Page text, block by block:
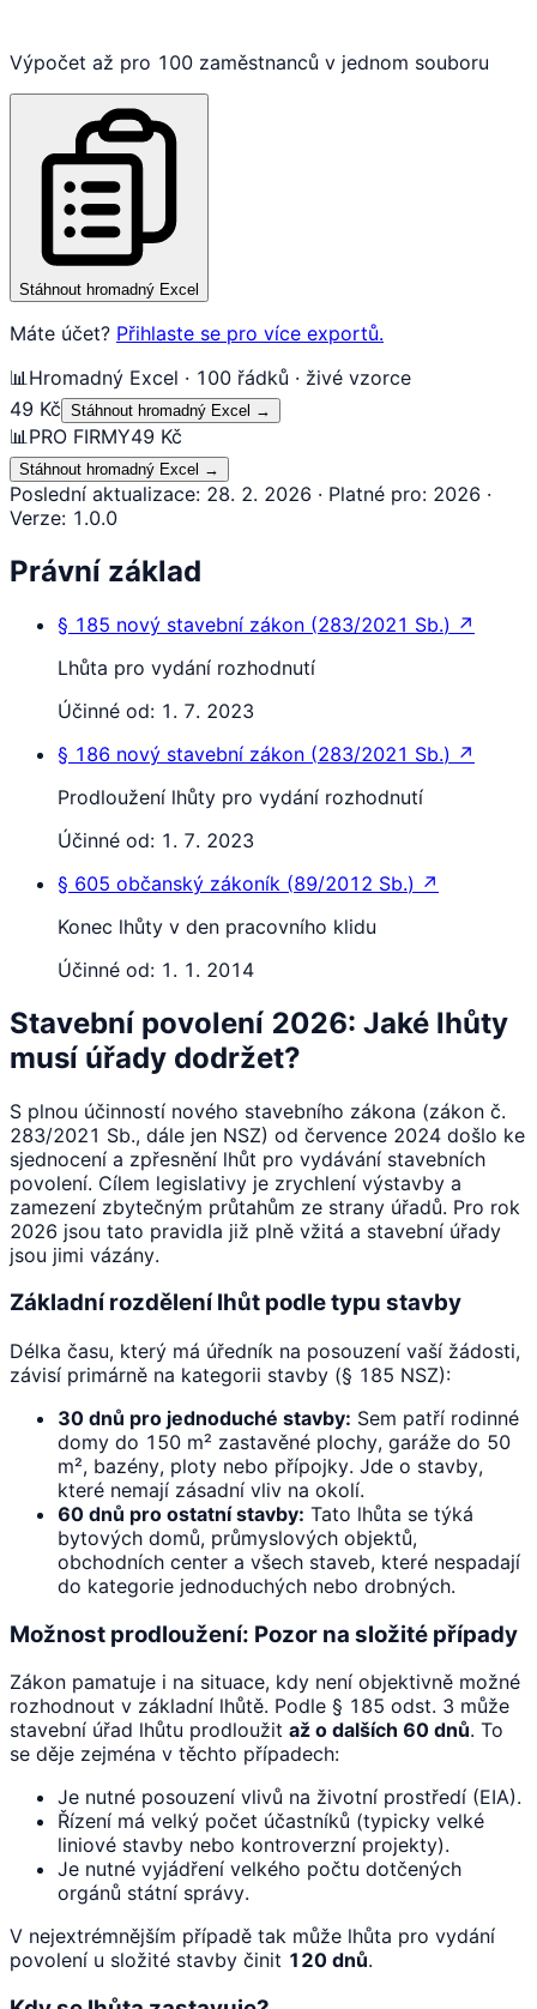
Výpočet až pro 100 zaměstnanců v jednom souboru
Stáhnout hromadný Excel
Máte účet? Přihlaste se pro více exportů.
📊 Hromadný Excel · 100 řádků · živé vzorce
49 Kč Stáhnout hromadný Excel →
📊 PRO FIRMY49 Kč
Stáhnout hromadný Excel →
Poslední aktualizace: 28. 2. 2026 · Platné pro: 2026 ·
Verze: 1.0.0
Právní základ
§ 185 nový stavební zákon (283/2021 Sb.) ↗
Lhůta pro vydání rozhodnutí
Účinné od: 1. 7. 2023
§ 186 nový stavební zákon (283/2021 Sb.) ↗
Prodloužení lhůty pro vydání rozhodnutí
Účinné od: 1. 7. 2023
§ 605 občanský zákoník (89/2012 Sb.) ↗
Konec lhůty v den pracovního klidu
Účinné od: 1. 1. 2014
Stavební povolení 2026: Jaké lhůty
musí úřady dodržet?
S plnou účinností nového stavebního zákona (zákon č.
283/2021 Sb., dále jen NSZ) od července 2024 došlo ke
sjednocení a zpřesnění lhůt pro vydávání stavebních
povolení. Cílem legislativy je zrychlení výstavby a
zamezení zbytečným průtahům ze strany úřadů. Pro rok
2026 jsou tato pravidla již plně vžitá a stavební úřady
jsou jimi vázány.
Základní rozdělení lhůt podle typu stavby
Délka času, který má úředník na posouzení vaší žádosti,
závisí primárně na kategorii stavby (§ 185 NSZ):
30 dnů pro jednoduché stavby: Sem patří rodinné
domy do 150 m² zastavěné plochy, garáže do 50
m², bazény, ploty nebo přípojky. Jde o stavby,
které nemají zásadní vliv na okolí.
60 dnů pro ostatní stavby: Tato lhůta se týká
bytových domů, průmyslových objektů,
obchodních center a všech staveb, které nespadají
do kategorie jednoduchých nebo drobných.
Možnost prodloužení: Pozor na složité případy
Zákon pamatuje i na situace, kdy není objektivně možné
rozhodnout v základní lhůtě. Podle § 185 odst. 3 může
stavební úřad lhůtu prodloužit až o dalších 60 dnů. To
se děje zejména v těchto případech:
Je nutné posouzení vlivů na životní prostředí (EIA).
Řízení má velký počet účastníků (typicky velké
liniové stavby nebo kontroverzní projekty).
Je nutné vyjádření velkého počtu dotčených
orgánů státní správy.
V nejextrémnějším případě tak může lhůta pro vydání
povolení u složité stavby činit 120 dnů.